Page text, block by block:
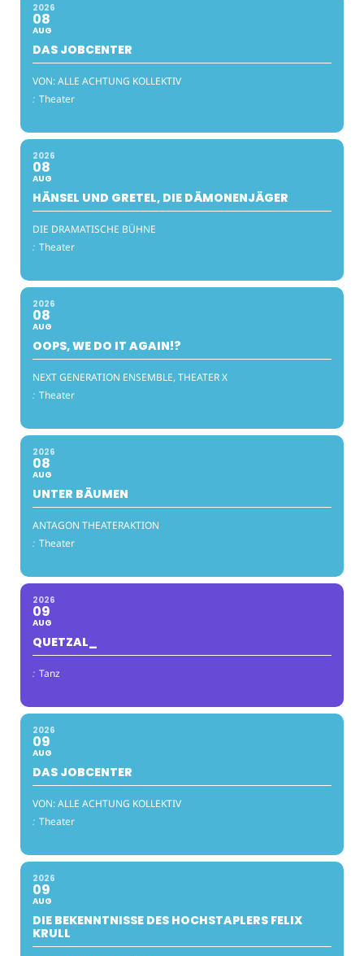
2026
08
AUG
DAS JOBCENTER
VON: ALLE ACHTUNG KOLLEKTIV
: Theater
2026
08
AUG
HÄNSEL UND GRETEL, DIE DÄMONENJÄGER
DIE DRAMATISCHE BÜHNE
: Theater
2026
08
AUG
OOPS, WE DO IT AGAIN!?
NEXT GENERATION ENSEMBLE, THEATER X
: Theater
2026
08
AUG
UNTER BÄUMEN
ANTAGON THEATERAKTION
: Theater
2026
09
AUG
QUETZAL_
: Tanz
2026
09
AUG
DAS JOBCENTER
VON: ALLE ACHTUNG KOLLEKTIV
: Theater
2026
09
AUG
DIE BEKENNTNISSE DES HOCHSTAPLERS FELIX
KRULL